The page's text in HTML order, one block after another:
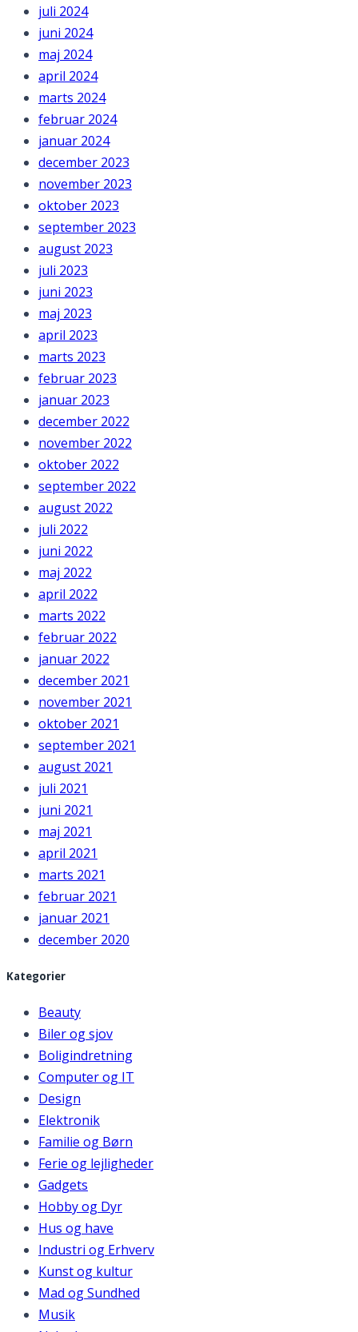
juli 2024
juni 2024
maj 2024
april 2024
marts 2024
februar 2024
januar 2024
december 2023
november 2023
oktober 2023
september 2023
august 2023
juli 2023
juni 2023
maj 2023
april 2023
marts 2023
februar 2023
januar 2023
december 2022
november 2022
oktober 2022
september 2022
august 2022
juli 2022
juni 2022
maj 2022
april 2022
marts 2022
februar 2022
januar 2022
december 2021
november 2021
oktober 2021
september 2021
august 2021
juli 2021
juni 2021
maj 2021
april 2021
marts 2021
februar 2021
januar 2021
december 2020
Kategorier
Beauty
Biler og sjov
Boligindretning
Computer og IT
Design
Elektronik
Familie og Børn
Ferie og lejligheder
Gadgets
Hobby og Dyr
Hus og have
Industri og Erhverv
Kunst og kultur
Mad og Sundhed
Musik